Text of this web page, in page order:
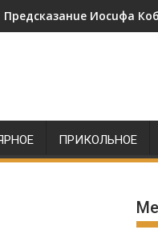
Предсказанuе Иосuфа
Как такой хрупкой и
ПРИКОЛЬНОЕ